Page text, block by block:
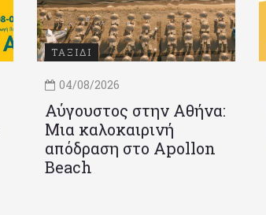
ΤΑΞΙΔΙ
04/08/2026
Αύγουστος στην Αθήνα:
Μια καλοκαιρινή
απόδραση στο Apollon
Beach